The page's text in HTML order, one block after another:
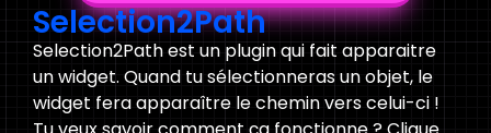
Selection2Path
Selection2Path est un plugin qui fait apparaitre
un widget. Quand tu sélectionneras un objet, le
widget fera apparaître le chemin vers celui-ci !